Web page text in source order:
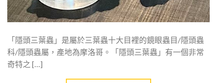
「隱頭三葉蟲」是屬於三葉蟲十大目裡的鏡眼蟲目/隱頭蟲
科/隱頭蟲屬，產地為摩洛哥。「隱頭三葉蟲」有一個非常
奇特之 […]